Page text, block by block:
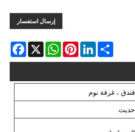
إرسال استفسار
X
WhatsAppPinterestLinkedInShare
فندق ، غرفة نوم
حديث